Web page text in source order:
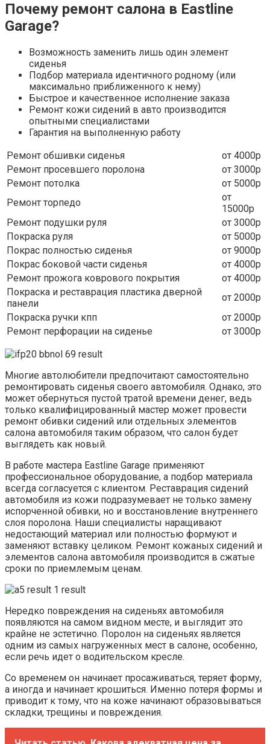
Почему ремонт салона в Eastline
Garage?
Возможность заменить лишь один элемент
сиденья
Подбор материала идентичного родному (или
максимально приближенного к нему)
Быстрое и качественное исполнение заказа
Ремонт кожи сидений в авто производится
опытными специалистами
Гарантия на выполненную работу
Ремонт обшивки сиденья
от 4000р
Ремонт просевшего поролона
от 3000р
Ремонт потолка
от 5000р
Ремонт торпедо
от
15000р
Ремонт подушки руля
от 3000р
Покраска руля
от 5000р
Покрас полностью сиденья
от 9000р
Покрас боковой части сиденья
от 4000р
Ремонт прожога коврового покрытия
от 4000р
Покраска и реставрация пластика дверной
панели
от 2000р
Покраска ручки кпп
от 2000р
Ремонт перфорации на сиденье
от 3000р
Многие автолюбители предпочитают самостоятельно
ремонтировать сиденья своего автомобиля. Однако, это
может обернуться пустой тратой времени денег, ведь
только квалифицированный мастер может провести
ремонт обивки сидений или отдельных элементов
салона автомобиля таким образом, что салон будет
выглядеть как новый.
В работе мастера Eastline Garage применяют
профессиональное оборудование, а подбор материала
всегда согласуется с клиентом. Реставрация сидений
автомобиля из кожи подразумевает не только замену
испорченной обивки, но и восстановление внутреннего
слоя поролона. Наши специалисты наращивают
недостающий материал или полностью формуют и
заменяют вставку целиком. Ремонт кожаных сидений и
элементов салона автомобиля производится в сжатые
сроки по приемлемым ценам.
Нередко повреждения на сиденьях автомобиля
появляются на самом видном месте, и выглядит это
крайне не эстетично. Поролон на сиденьях является
одним из самых нагруженных мест в салоне, особенно,
если речь идет о водительском кресле.
Со временем он начинает просаживаться, теряет форму,
а иногда и начинает крошиться. Именно потеря формы и
приводит к тому, что на коже начинают образовываться
складки, трещины и повреждения.